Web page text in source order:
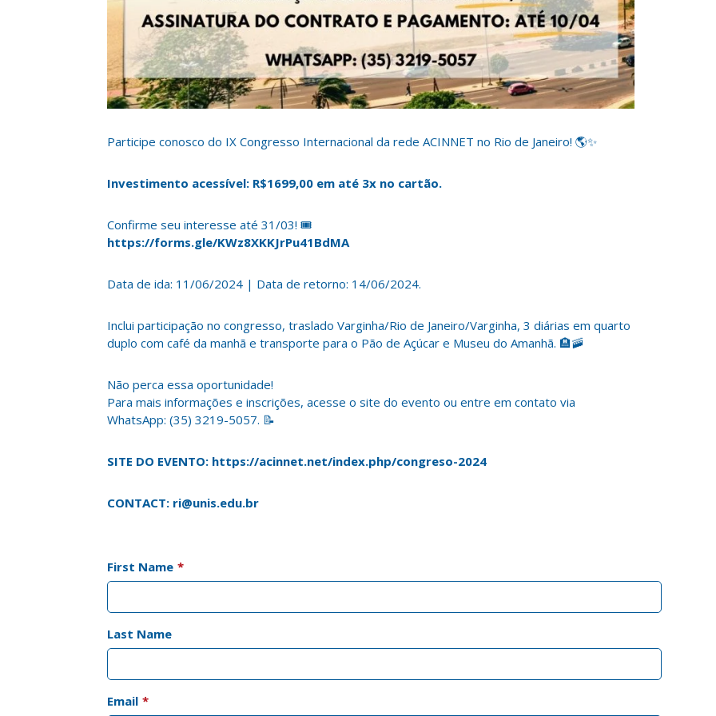
Participe conosco do IX Congresso Internacional da rede ACINNET no Rio de Janeiro! 🌎✨
Investimento acessível: R$1699,00 em até 3x no cartão.
Confirme seu interesse até 31/03! 🎟️
https://forms.gle/KWz8XKKJrPu41BdMA
Data de ida: 11/06/2024 | Data de retorno: 14/06/2024.
Inclui participação no congresso, traslado Varginha/Rio de Janeiro/Varginha, 3 diárias em quarto
duplo com café da manhã e transporte para o Pão de Açúcar e Museu do Amanhã. 🏨🚠
Não perca essa oportunidade!
Para mais informações e inscrições, acesse o site do evento ou entre em contato via
WhatsApp: (35) 3219-5057. 📝
SITE DO EVENTO: https://acinnet.net/index.php/congreso-2024
CONTACT: ri@unis.edu.br
First Name *
Last Name
Email *